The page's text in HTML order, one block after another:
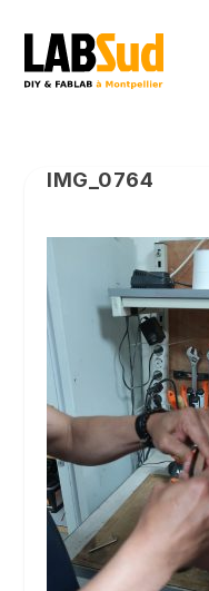
IMG_0764